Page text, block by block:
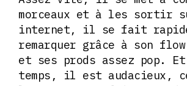
morceaux et à les sortir
internet, il se fait
remarquer grâce à son
et ses prods assez pop. Et
temps, il est audacieux,